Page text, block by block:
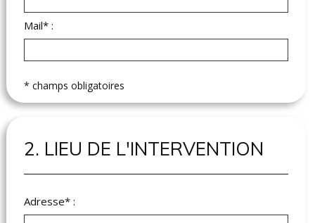
Mail* :
* champs obligatoires
2. LIEU DE L'INTERVENTION
Adresse* :